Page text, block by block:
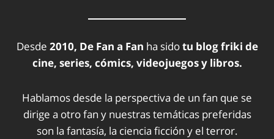
Desde 2010, De Fan a Fan ha sidotu blog friki de
cine, series, cómics, videojuegos y libros.
Hablamos desde la perspectiva de un fan que se
dirige a otro fan y nuestras temáticas preferidas
son la fantasía, la ciencia ficción y el terror.